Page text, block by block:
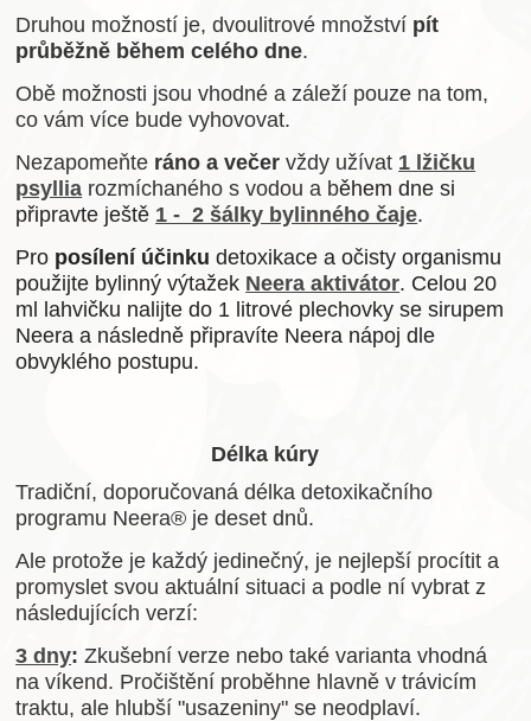
Druhou možností je, dvoulitrové množství pít
průběžně během celého dne.
Obě možnosti jsou vhodné a záleží pouze na tom,
co vám více bude vyhovovat.
Nezapomeňte ráno a večer vždy užívat 1 lžičku
psyllia rozmíchaného s vodou a během dne si
připravte ještě 1 - 2 šálky bylinného čaje.
Pro posílení účinku detoxikace a očisty organismu
použijte bylinný výtažek Neera aktivátor. Celou 20
ml lahvičku nalijte do 1 litrové plechovky se sirupem
Neera a následně připravíte Neera nápoj dle
obvyklého postupu.
Délka kúry
Tradiční, doporučovaná délka detoxikačního
programu Neera® je deset dnů.
Ale protože je každý jedinečný, je nejlepší procítit a
promyslet svou aktuální situaci a podle ní vybrat z
následujících verzí:
3 dny:Zkušební verze nebo také varianta vhodná
na víkend. Pročištění proběhne hlavně v trávicím
traktu, ale hlubší "usazeniny" se neodplaví.